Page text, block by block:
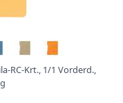
RC-Krt., 1/1 Vorderd.,